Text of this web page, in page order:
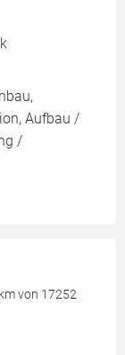
Aufbau /
/
von 17252